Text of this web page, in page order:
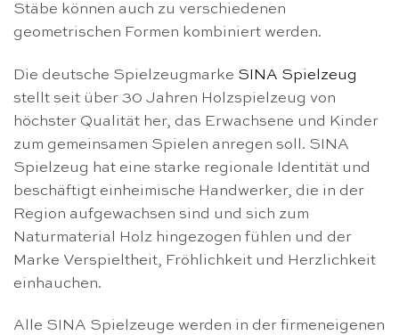
Stäbe können auch zu verschiedenen
geometrischen Formen kombiniert werden.
Die deutsche Spielzeugmarke SINA Spielzeug
stellt seit über 30 Jahren Holzspielzeug von
höchster Qualität her, das Erwachsene und Kinder
zum gemeinsamen Spielen anregen soll. SINA
Spielzeug hat eine starke regionale Identität und
beschäftigt einheimische Handwerker, die in der
Region aufgewachsen sind und sich zum
Naturmaterial Holz hingezogen fühlen und der
Marke Verspieltheit, Fröhlichkeit und Herzlichkeit
einhauchen.
Alle SINA Spielzeuge werden in der firmeneigenen